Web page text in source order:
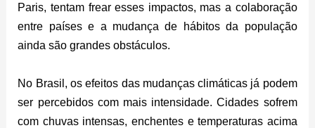
Paris, tentam frear esses impactos, mas a colaboração
entre países e a mudança de hábitos da população
ainda são grandes obstáculos.
No Brasil, os efeitos das mudanças climáticas já podem
ser percebidos com mais intensidade. Cidades sofrem
com chuvas intensas, enchentes e temperaturas acima